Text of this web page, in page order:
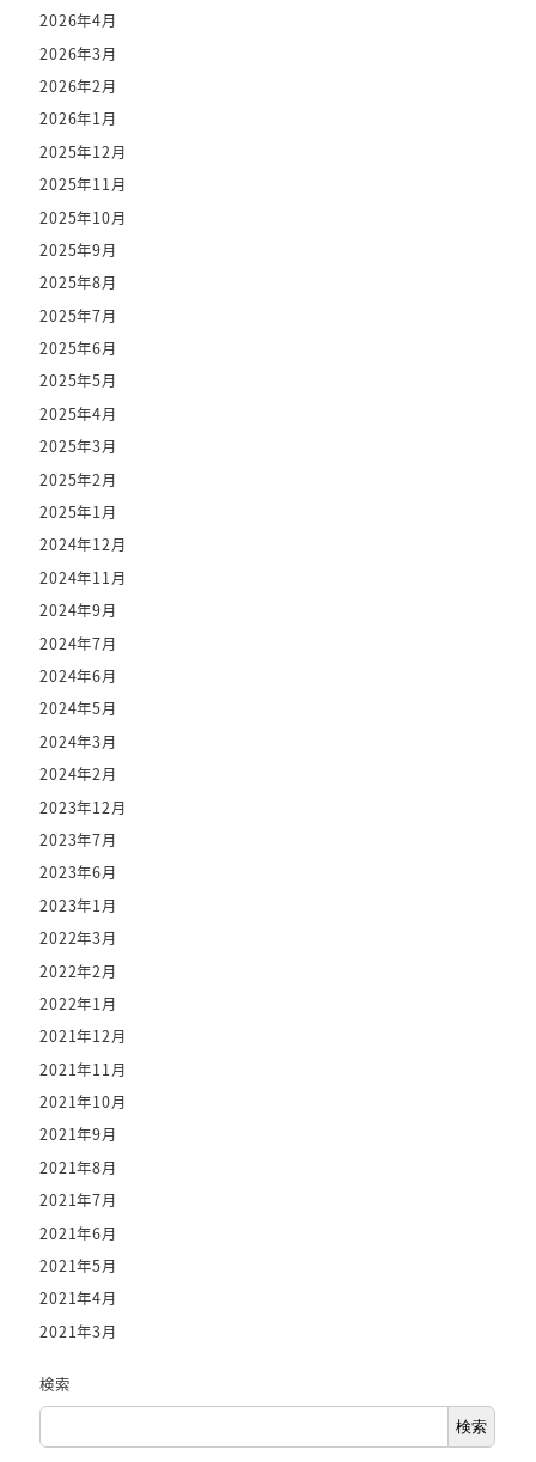
2026年4月
2026年3月
2026年2月
2026年1月
2025年12月
2025年11月
2025年10月
2025年9月
2025年8月
2025年7月
2025年6月
2025年5月
2025年4月
2025年3月
2025年2月
2025年1月
2024年12月
2024年11月
2024年9月
2024年7月
2024年6月
2024年5月
2024年3月
2024年2月
2023年12月
2023年7月
2023年6月
2023年1月
2022年3月
2022年2月
2022年1月
2021年12月
2021年11月
2021年10月
2021年9月
2021年8月
2021年7月
2021年6月
2021年5月
2021年4月
2021年3月
検索
検索